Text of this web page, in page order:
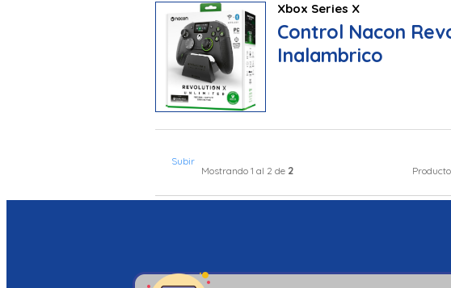
Xbox Series X
Control Nacon
Inalambrico
Subir
Mostrando 1 al 2 de 2